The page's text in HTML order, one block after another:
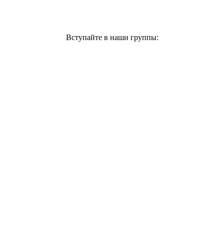
Вступайте в наши группы: